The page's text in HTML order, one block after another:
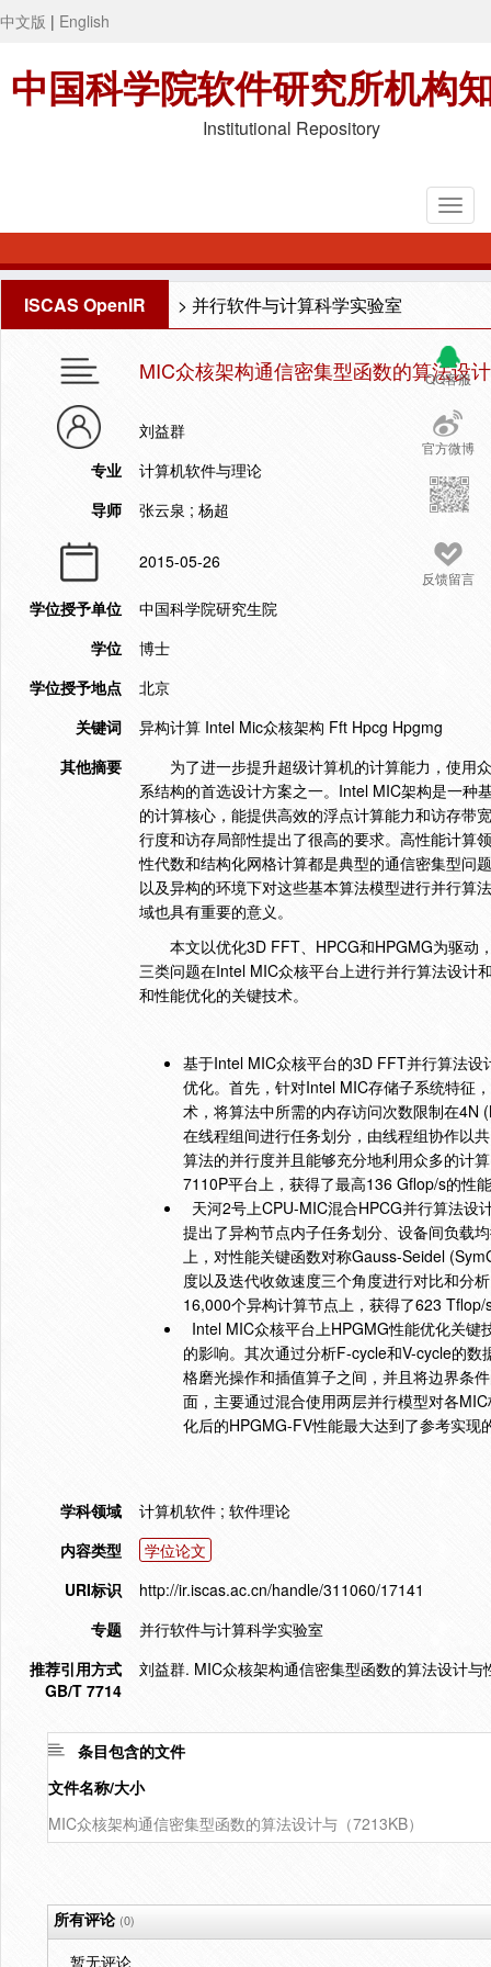
中文版 | English
中国科学院软件研究所机构
Institutional Repository
ISCAS OpenIR > 并行软件与计算科学实验室
QQ客服
官方微博
反馈留言
MIC众核架构通信密集型函数的算法设
刘益群
专业
计算机软件与理论
导师
张云泉 ; 杨超
2015-05-26
学位授予单位
中国科学院研究生院
学位
博士
学位授予地点
北京
关键词
异构计算 Intel Mic众核架构 Fft Hpcg Hpgmg
其他摘要
为了进一步提升超级计算机的计算能力，使用
系结构的首选设计方案之一。 Intel MIC架构是一种
的计算核心，能提供高效的浮点计算能力和访存带
行度和访存局部性提出了很高的要求。高性能计算
性代数和结构化网格计算都是典型的通信密集型问
以及异构的环境下对这些基本算法模型进行并行算
域也具有重要的意义。
本文以优化3D FFT、 HPCG和 HPGMG为驱动
三类问题在Intel MIC众核平台上进行并行算法设计
和性能优化的关键技术。
基于Intel MIC众核平台的3D FFT并行算法设
优化。 首先，针对Intel MIC存储子系统特征
术，将算法中所需的内存访问次数限制在4N
在线程组间进行任务划分，由线程组协作以
算法的并行度并且能够充分地利用众多的计
7110P平台上，获得了最高136 Gflop/s的性
天河2号上CPU-MIC混合HPCG并行算法设
提出了异构节点内子任务划分、设备间负载
上，对性能关键函数对称Gauss-Seidel
度以及迭代收敛速度三个角度进行对比和分
16,000个异构计算节点上，获得了623 Tflop/
Intel MIC众核平台上HPGMG性能优化关键
的影响。其次通过分析F-cycle和V-cycle的数
格磨光操作和插值算子之间，并且将边界条
面，主要通过混合使用两层并行模型对各MIC
化后的HPGMG-FV性能最大达到了参考实现
学科领域
计算机软件 ; 软件理论
内容类型
学位论文
URI标识
http://ir.iscas.ac.cn/handle/311060/17141
专题
并行软件与计算科学实验室
推荐引用方式
GB/T 7714
刘益群. MIC众核架构通信密集型函数的算法设计
条目包含的文件
文件名称/大小
MIC众核架构通信密集型函数的算法设计与（7213KB）
所有评论(0)
暂无评论